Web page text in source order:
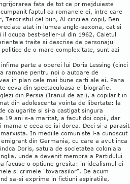
fata de tot ce primejduieste
faptul ca romanele ei, intre care
Teroristul cel bun, Al cincilea copil, Ben
atat in lumea anglo-saxona, cat si
ocupa best-seller-ul din 1962, Caietul
traite si descrise de personajul
de o mare complexitate, sunt azi
parte a operei lui Doris Lessing (cinci
ramane pentru noi o autoare de
in plan cele mai bune carti ale ei. Pana
ceva din spectaculoasa ei biografie.
din Persia (Iranul de azi), a copilarit in
din adolescenta vointa de libertate: la
calugarite si si-a castigat singura
19 ani s-a maritat, a facut doi copii, dar
e ceea ce isi dorea. Deci si-a parasit
In mediile comuniste l-a cunoscut
din Germania, cu care a avut inca
Doris, satula de societatea coloniala
unde a devenit membra a Partidului
facuse o optiune gresita: in idealismul ei
si crimele "tovarasilor". De acum
sa-si exprime in fictiuni aspiratiile,